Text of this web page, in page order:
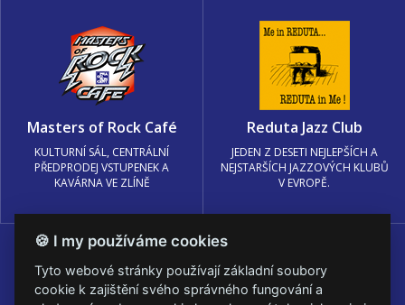
Masters of Rock Café
KULTURNÍ SÁL, CENTRÁLNÍ
PŘEDPRODEJ VSTUPENEK A
KAVÁRNA VE ZLÍNĚ
Reduta Jazz Club
JEDEN Z DESETI NEJLEPŠÍCH A
NEJSTARŠÍCH JAZZOVÝCH KLUBŮ
V EVROPĚ.
🍪 I my používáme cookies
Tyto webové stránky používají základní soubory
cookie k zajištění svého správného fungování a